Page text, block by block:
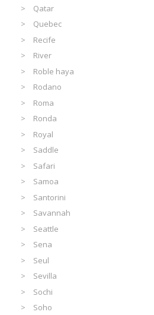
Qatar
Quebec
Recife
River
Roble haya
Rodano
Roma
Ronda
Royal
Saddle
Safari
Samoa
Santorini
Savannah
Seattle
Sena
Seul
Sevilla
Sochi
Soho